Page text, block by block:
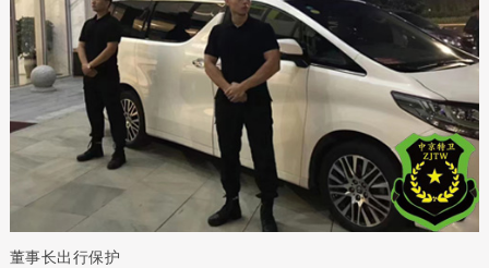
董事长出行保护